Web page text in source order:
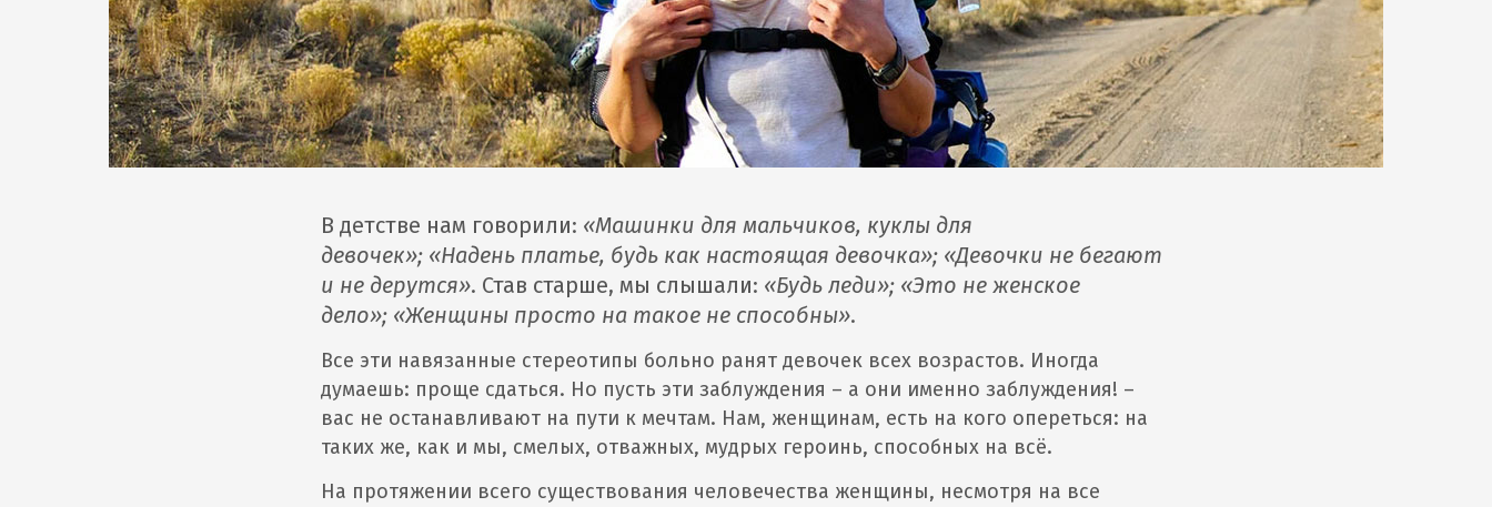
В детстве нам говорили: «Машинки для мальчиков, куклы для
девочек»; «Надень платье, будь как настоящая девочка»; «Девочки не бегают
и не дерутся». Став старше, мы слышали: «Будь леди»; «Это не женское
дело»; «Женщины просто на такое не способны».
Все эти навязанные стереотипы больно ранят девочек всех возрастов. Иногда
думаешь: проще сдаться. Но пусть эти заблуждения – а они именно заблуждения! –
вас не останавливают на пути к мечтам. Нам, женщинам, есть на кого опереться: на
таких же, как и мы, смелых, отважных, мудрых героинь, способных на всё.
На протяжении всего существования человечества женщины, несмотря на все